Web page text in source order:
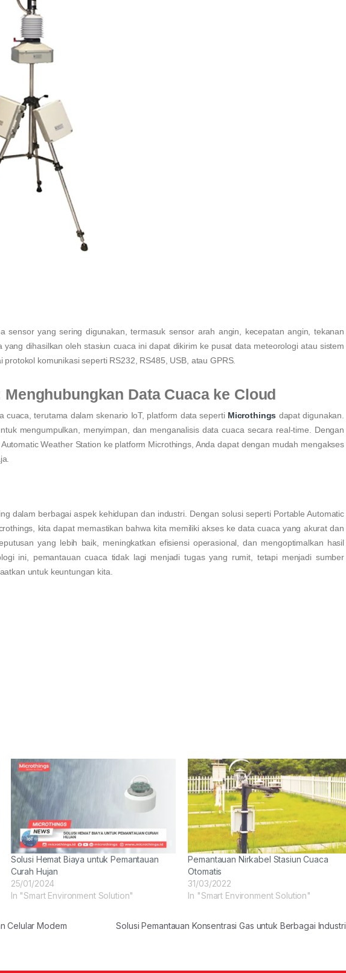
sensor yang sering digunakan, termasuk sensor arah angin, kecepatan angin, tekanan
dihasilkan oleh stasiun cuaca ini dapat dikirim ke pusat data meteorologi atau sistem
komunikasi seperti RS232, RS485, USB, atau GPRS.
Data Cuaca ke Cloud
cuaca, terutama dalam skenario IoT, platform data seperti Microthings dapat digunakan.
mengumpulkan, menyimpan, dan menganalisis data cuaca secara real-time. Dengan
Weather Station ke platform Microthings, Anda dapat dengan mudah mengakses
dalam berbagai aspek kehidupan dan industri. Dengan solusi seperti Portable Automatic
kita dapat memastikan bahwa kita memiliki akses ke data cuaca yang akurat dan
yang lebih baik, meningkatkan efisiensi operasional, dan mengoptimalkan hasil
ini, pemantauan cuaca tidak lagi menjadi tugas yang rumit, tetapi menjadi sumber
untuk keuntungan kita.
Solusi Hemat Biaya untuk Pemantauan
Curah Hujan
25/01/2024
In "Smart Environment Solution"
Pemantauan Nirkabel Stasiun Cuaca
Otomatis
31/03/2022
In "Smart Environment Solution"
Celular Modem
Solusi Pemantauan Konsentrasi Gas untuk Berbagai Industri